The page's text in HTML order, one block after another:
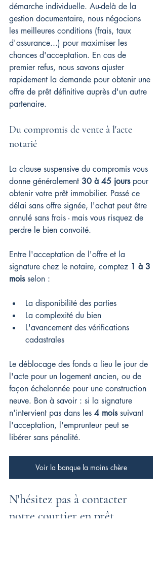
démarche individuelle. Au-delà de la
gestion documentaire, nous négocions
les meilleures conditions (frais, taux
d'assurance...) pour maximiser les
chances d'acceptation. En cas de
premier refus, nous savons ajuster
rapidement la demande pour obtenir une
offre de prêt définitive auprès d'un autre
partenaire.
Du compromis de vente à l'acte
notarié
La clause suspensive du compromis vous
donne généralement 30 à 45 jours pour
obtenir votre prêt immobilier. Passé ce
délai sans offre signée, l'achat peut être
annulé sans frais - mais vous risquez de
perdre le bien convoité.
Entre l'acceptation de l'offre et la
signature chez le notaire, comptez 1 à 3
mois selon :
La disponibilité des parties
La complexité du bien
L'avancement des vérifications
cadastrales
Le déblocage des fonds a lieu le jour de
l'acte pour un logement ancien, ou de
façon échelonnée pour une construction
neuve. Bon à savoir : si la signature
n'intervient pas dans les 4 mois suivant
l'acceptation, l'emprunteur peut se
libérer sans pénalité.
Voir la banque la moins chère
N'hésitez pas à contacter
notre courtier en prêt